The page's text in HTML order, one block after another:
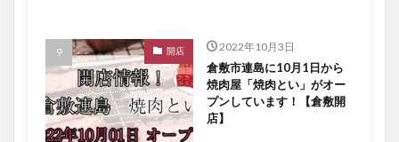
開店 2022年10月3日
倉敷市連島に10月1日から
焼肉屋「焼肉とい」がオー
プンしています！【倉敷開
店】